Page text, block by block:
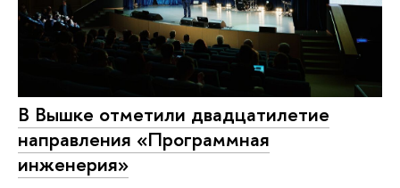
В Вышке отметили двадцатилетие
направления «Программная
инженерия»